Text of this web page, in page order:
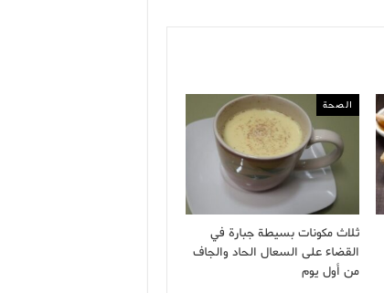
الصحة
ثلاث مكونات بسيطة جبارة في
القضاء على السعال الحاد والجاف
من أول يوم